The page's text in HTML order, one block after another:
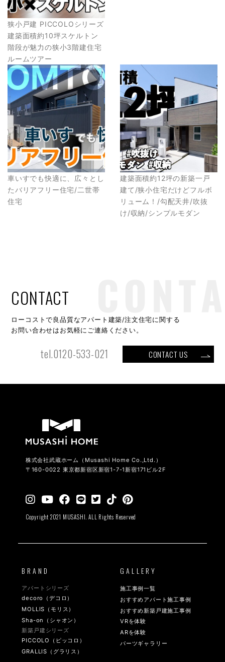
狭小戸建 PICCOLOシリーズ
建築面積約10坪スケルトン
階段が魅力の狭小3階建住宅
ルームツアー
車いすでも快適に、広々とし
たバリアフリー住宅/二世帯
住宅
建築面積約12坪の新築一戸
建て/狭小住宅だけどフルボ
リューム！/勾配天井/吹抜
け/収納/シンプルモダン
CONTACT
ローコストで良品質なアパート建築/注文住宅に関する
お問い合わせはお気軽にご連絡ください。
tel.0120-533-021 CONTACT US
株式会社武蔵ホーム（Musashi Home Co.,Ltd.）
〒160-0022 東京都新宿区新宿1-7-1新宿171ビル2F
Copyright 2021 MUSASHI. ALL Rights Reserved
BRAND
アパートシリーズ
decoro（デコロ）
MOLLIS（モリス）
Sha-on（シャオン）
新築戸建シリーズ
PICCOLO（ピッコロ）
GRALLIS（グラリス）
GALLERY
施工事例一覧
おすすめアパート施工事例
おすすめ新築戸建施工事例
VRを体験
ARを体験
パーツギャラリー